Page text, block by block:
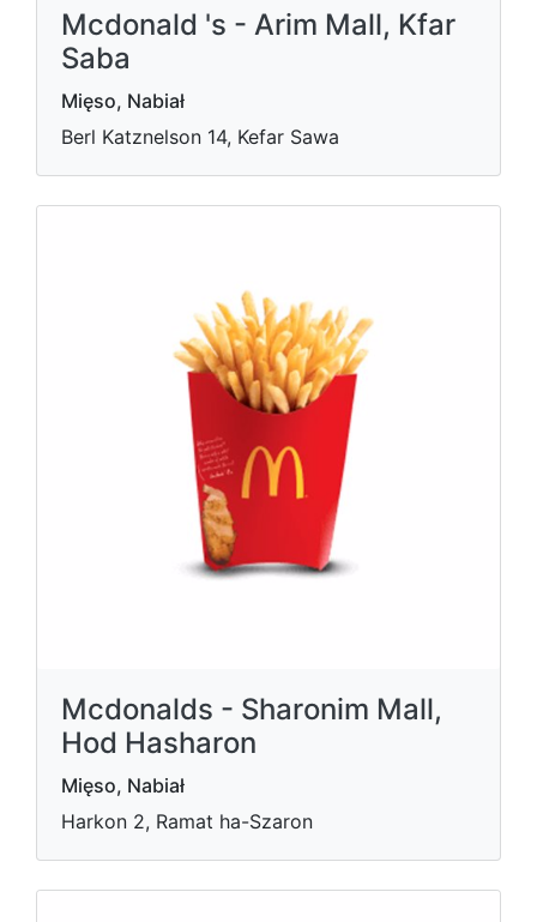
Mcdonald 's - Arim Mall, Kfar
Saba
Mięso, Nabiał
Berl Katznelson 14, Kefar Sawa
Mcdonalds - Sharonim Mall,
Hod Hasharon
Mięso, Nabiał
Harkon 2, Ramat ha-Szaron